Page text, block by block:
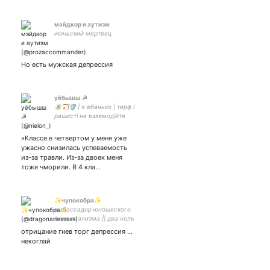
мэйдкор и аутизм
июньский мертвец
Но есть мужская депрессия
уёбышш ☭
✳️🏹🛡️ | я ебанько | терф і
рашисті не взаємодійте
»Классе в четвертом у меня уже
ужасно снизилась успеваемость
из-за травли. Из-за двоек меня
тоже чморили. В 4 кла…
✨чупокобра✨
амбассадор юношеского
максимализма || два ноль
нанекоглаялась 🤡
отрицание гнев торг депрессия …
некоглай